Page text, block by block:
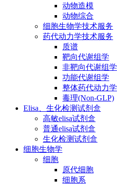
动物造模
动物综合
细胞生物学技术服务
药代动力学技术服务
质谱
靶向代谢组学
非靶向代谢组学
功能代谢组学
整体药代动力学
毒理(Non-GLP)
Elisa、生化检测试剂盒
高敏elisa试剂盒
普通elisa试剂盒
生化检测试剂盒
细胞生物学
细胞
原代细胞
细胞系